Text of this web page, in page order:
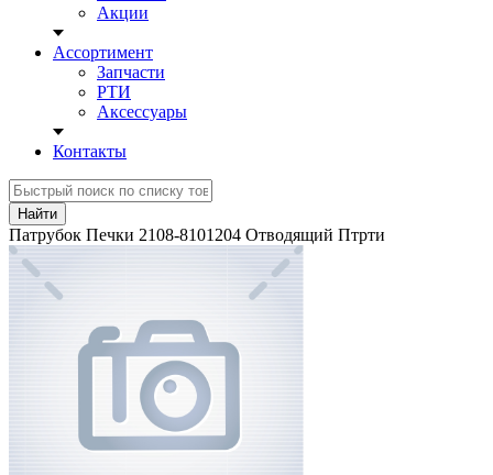
Акции
Ассортимент
Запчасти
РТИ
Аксессуары
Контакты
Найти
Патрубок Печки 2108-8101204 Отводящий Птрти